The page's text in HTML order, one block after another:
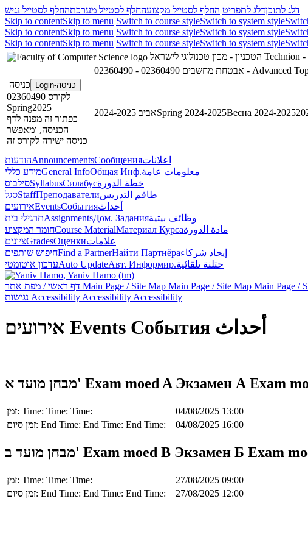
דלג לתוכןדלג לתפריט החלף לסטייל מקצועהחלף לסטייל מערכתהחלף לסטייל נגיש
Skip to contentSkip to menu Switch to course styleSwitch to system style
Skip to contentSkip to menu Switch to course styleSwitch to system style
Skip to contentSkip to menu Switch to course styleSwitch to system style
Technion
02360490 - אבטחת מחשבים 02360490 -
כניסה-Login
כניסה
לקורס 02360490
Spring2025
כפתור זה מפנה לדף
הכניסה, ומאפשר
כניסה ישירה לקורס זה
אביב 2024-2025Spring 2024-2025Весна 2024-2025
הודעותAnnouncementsСообщенияاعلانات
מידע כלליGeneral InfoОбщая Инф.معلومات عامة
סילבוסSyllabusСилабусخطة الدورة
סגלStaffПреподавателиطاقم التدريس
אירועיםEventsСобытияأحداث
תרגילי ביתAssignmentsДом. Заданияوظائف بيتية
חומר המקצועCourse MaterialМатериал Курсаمادة الدورة
ציוניםGradesОценкиعلامات
חיפוש שותפיםFind a PartnerНайти Партнёраإيجاد شركاء
עדכון אוטומטיAuto UpdateАвт. Информир.حتلنة تلقائية
Main Page / Site Map Main Page / Site Map Main Page /
Accessibility Accessibility Accessibility
אירועים Events События أحداث
מבחן מועד א' Exam moed A Экзамен А Exam
זמן: Time: Time: Time:
04/08/2025 13:00
זמן סיום: End Time: End Time: End Time: 04/08/2025 16:00
מבחן מועד ב' Exam moed B Экзамен Б Exam
זמן: Time: Time: Time:
27/08/2025 09:00
זמן סיום: End Time: End Time: End Time: 27/08/2025 12:00